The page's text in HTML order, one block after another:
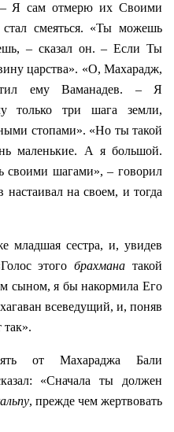
Я сам отмерю их Своими
смеяться. «Ты можешь
– сказал он. – Если Ты
царства». «О, Махарадж,
ему Ваманадев. – Я
только три шага земли,
стопами». «Но ты такой
маленькие. А я большой.
своими шагами», – говорил
на своем, и тогда
младшая сестра, и, увидев
этогобрахмана такой
сыном, я бы накормила Его
всеведущий, и, поняв
от Махараджа Бали
«Сначала ты должен
, прежде чем жертвовать